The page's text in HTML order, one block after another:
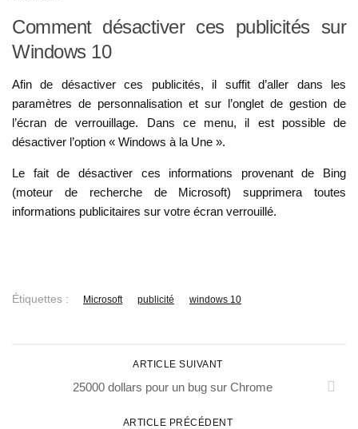
Comment désactiver ces publicités sur
Windows 10
Afin de désactiver ces publicités, il suffit d’aller dans les
paramètres de personnalisation et sur l’onglet de gestion de
l’écran de verrouillage. Dans ce menu, il est possible de
désactiver l’option « Windows à la Une ».
Le fait de désactiver ces informations provenant de Bing
(moteur de recherche de Microsoft) supprimera toutes
informations publicitaires sur votre écran verrouillé.
Étiquettes : Microsoft publicité windows 10
ARTICLE SUIVANT
25000 dollars pour un bug sur Chrome
ARTICLE PRÉCÉDENT